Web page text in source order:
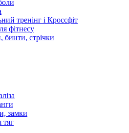
тренінг і Кроссфіт
фітнесу
бинти, стрічки
замки
тяг